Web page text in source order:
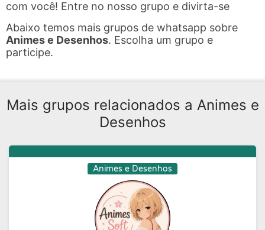
com você! Entre no nosso grupo e divirta-se
Abaixo temos mais grupos de whatsapp sobre
Animes e Desenhos. Escolha um grupo e
participe.
Mais grupos relacionados a Animes e
Desenhos
Animes e Desenhos